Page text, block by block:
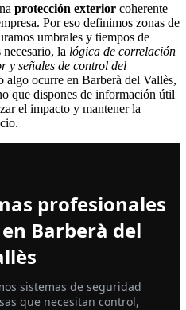
protección exterior coherente
Por eso definimos zonas de
umbrales y tiempos de
necesario, la lógica de correlación
y señales de control del
algo ocurre en Barberà del Vallès,
que dispones de información útil
el impacto y mantener la
profesionales
Barberà del
sistemas de seguridad
que necesitan control,